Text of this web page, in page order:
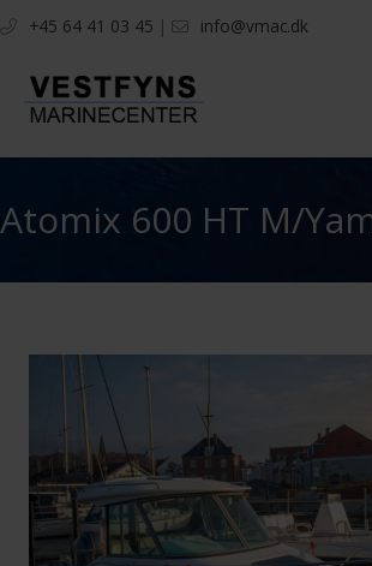
til
indholdet
+45 64 41 03 45 | info@vmac.dk
Atomix 600 HT M/